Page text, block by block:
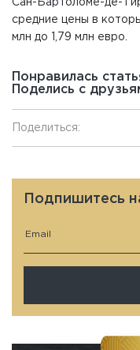
Сан-Бартоломе-де-
средние цены в
млн до 1,79 млн евро.
Понравилась
Поделись с
Поделиться:
Подпишитесь